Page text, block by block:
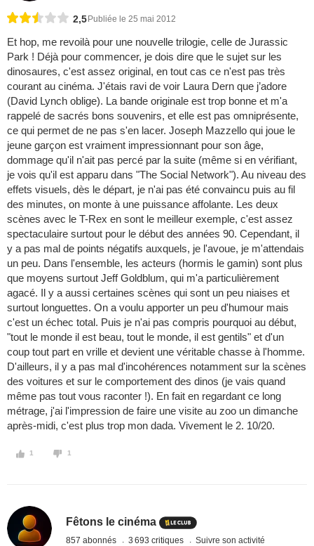
2,5 Publiée le 25 mai 2012
Et hop, me revoilà pour une nouvelle trilogie, celle de Jurassic
Park ! Déjà pour commencer, je dois dire que le sujet sur les
dinosaures, c'est assez original, en tout cas ce n'est pas très
courant au cinéma. J'étais ravi de voir Laura Dern que j’adore
(David Lynch oblige). La bande originale est trop bonne et m'a
rappelé de sacrés bons souvenirs, et elle est pas omniprésente,
ce qui permet de ne pas s'en lacer. Joseph Mazzello qui joue le
jeune garçon est vraiment impressionnant pour son âge,
dommage qu'il n'ait pas percé par la suite (même si en vérifiant,
je vois qu'il est apparu dans "The Social Network"). Au niveau des
effets visuels, dès le départ, je n'ai pas été convaincu puis au fil
des minutes, on monte à une puissance affolante. Les deux
scènes avec le T-Rex en sont le meilleur exemple, c'est assez
spectaculaire surtout pour le début des années 90. Cependant, il
y a pas mal de points négatifs auxquels, je l'avoue, je m'attendais
un peu. Dans l'ensemble, les acteurs (hormis le gamin) sont plus
que moyens surtout Jeff Goldblum, qui m'a particulièrement
agacé. Il y a aussi certaines scènes qui sont un peu niaises et
surtout longuettes. On a voulu apporter un peu d'humour mais
c'est un échec total. Puis je n'ai pas compris pourquoi au début,
"tout le monde il est beau, tout le monde, il est gentils" et d'un
coup tout part en vrille et devient une véritable chasse à l'homme.
D'ailleurs, il y a pas mal d'incohérences notamment sur la scènes
des voitures et sur le comportement des dinos (je vais quand
même pas tout vous raconter !). En fait en regardant ce long
métrage, j'ai l'impression de faire une visite au zoo un dimanche
après-midi, c'est plus trop mon dada. Vivement le 2. 10/20.
1 1
Fêtons le cinéma
857 abonnés 3 693 critiques Suivre son activité